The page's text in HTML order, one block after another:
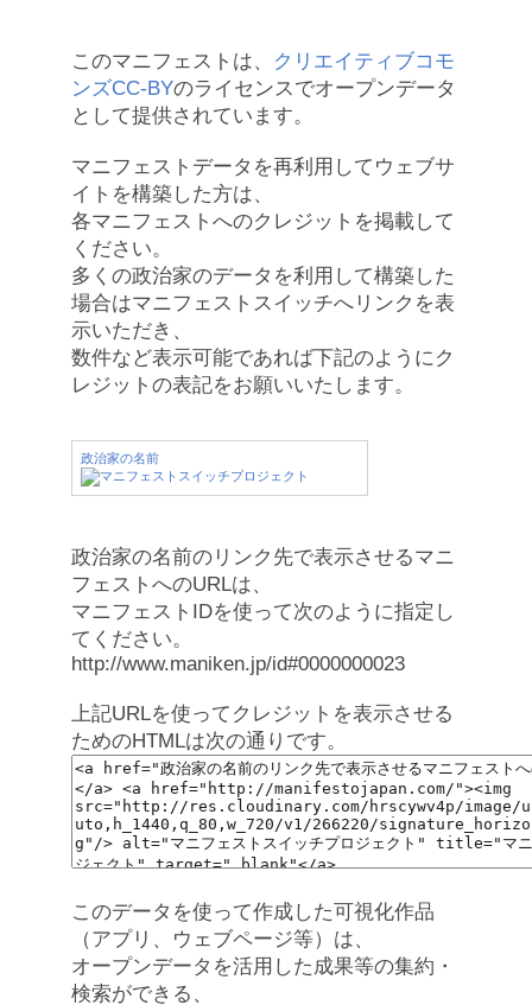
このマニフェストは、
クリエイティブコモ
ンズCC-BYのライセンスでオープンデータ
として提供されています。
マニフェストデータを再利用してウェブサ
イトを構築した方は、
各マニフェストへのクレジットを掲載して
ください。
多くの政治家のデータを利用して構築した
場合はマニフェストスイッチへリンクを表
示いただき、
数件など表示可能であれば下記のようにク
レジットの表記をお願いいたします。
政治家の名前
政治家の名前のリンク先で表示させるマニ
フェストへのURLは、
マニフェストIDを使って次のように指定し
てください。
http://www.maniken.jp/id#0000000023
上記URLを使ってクレジットを表示させる
ためのHTMLは次の通りです。
このデータを使って作成した可視化作品
（アプリ、ウェブページ等）は、
オープンデータを活用した成果等の集約・
検索ができる、